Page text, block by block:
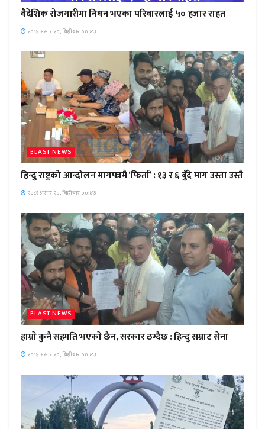
वैदेशिक रोजगारीमा निधन भएका परिवारलाई ५० हजार राहत
२०८१ असार २०, बिहीबार ००:४३
BLAST NEWS
हिन्दु राष्ट्रको आन्दोलन मागपत्रमै ‘फिर्ता’ : १३ र ६ बुँदे माग उस्ता उस्तै
२०८१ असार २०, बिहीबार ००:४३
BLAST NEWS
हाम्राे कुनै सहमति भएकाे छैन, सरकार ठग्दैछ : हिन्दु सम्राट सेना
२०८१ असार २०, बिहीबार ००:४३